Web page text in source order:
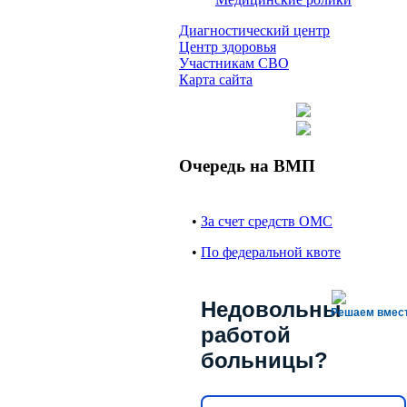
Диагностический центр
Центр здоровья
Участникам СВО
Карта сайта
Очередь на ВМП
• За счет средств ОМС
• По федеральной квоте
Решаем
Недовольны
работой
больницы?